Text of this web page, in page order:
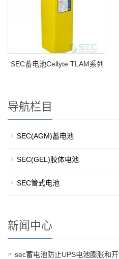
SEC蓄电池Cellyte TLAM系列
导航栏目
SEC(AGM)蓄电池
SEC(GEL)胶体电池
SEC管式电池
新闻中心
sec蓄电池防止UPS电池膨胀和开